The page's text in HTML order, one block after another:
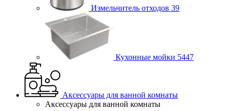
Измельчитель отходов 39
Кухонные мойки 5447
Аксессуары для ванной комнаты
Аксессуары для ванной комнаты